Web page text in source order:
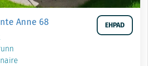
Anne 68 EHPAD